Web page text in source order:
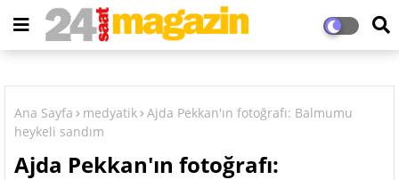
Ana Sayfa medyatik Ajda Pekkan'ın fotoğrafı: Balmumu
heykeli sandım
Ajda Pekkan'ın fotoğrafı: